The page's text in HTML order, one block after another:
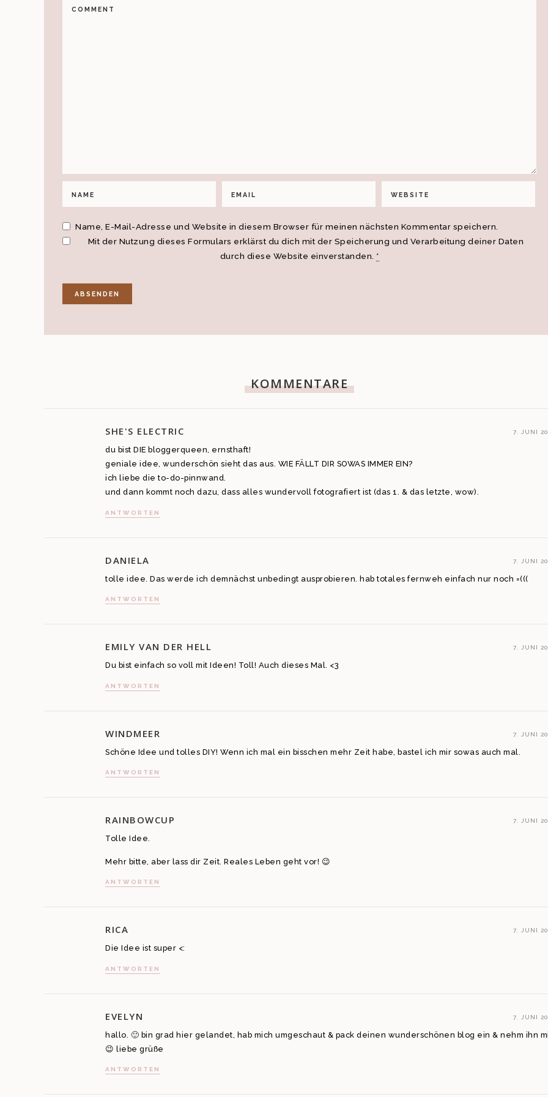
Name, E-Mail-Adresse und Website in diesem Browser für meinen nächsten Kommentar speichern.
Mit der Nutzung dieses Formulars erklärst du dich mit der Speicherung und Verarbeitung deiner Daten
durch diese Website einverstanden. *
KOMMENTARE
SHE'S ELECTRIC 7. JUNI
du bist DIE bloggerqueen, ernsthaft!
geniale idee, wunderschön sieht das aus. WIE FÄLLT DIR SOWAS IMMER EIN?
ich liebe die to-do-pinnwand.
und dann kommt noch dazu, dass alles wundervoll fotografiert ist (das 1. & das letzte, wow).
ANTWORTEN
DANIELA 7. JUNI
tolle idee. Das werde ich demnächst unbedingt ausprobieren. hab totales fernweh einfach nur noch =(((
ANTWORTEN
EMILY VAN DER HELL 7. JUNI
Du bist einfach so voll mit Ideen! Toll! Auch dieses Mal. <3
ANTWORTEN
WINDMEER 7. JUNI
Schöne Idee und tolles DIY! Wenn ich mal ein bisschen mehr Zeit habe, bastel ich mir sowas auch mal.
ANTWORTEN
RAINBOWCUP 7. JUNI
Tolle Idee.
Mehr bitte, aber lass dir Zeit. Reales Leben geht vor! 😉
ANTWORTEN
RICA 7. JUNI
Die Idee ist super <:
ANTWORTEN
EVELYN 7. JUNI
hallo. 🙂 bin grad hier gelandet, hab mich umgeschaut & pack deinen wunderschönen blog ein & nehm ihn
😉 liebe grüße
ANTWORTEN